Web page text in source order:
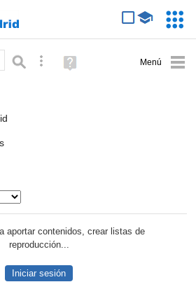
Búsqueda avanzada
Ayuda
(en
aportar contenidos, crear listas de
reproducción...
Iniciar sesión